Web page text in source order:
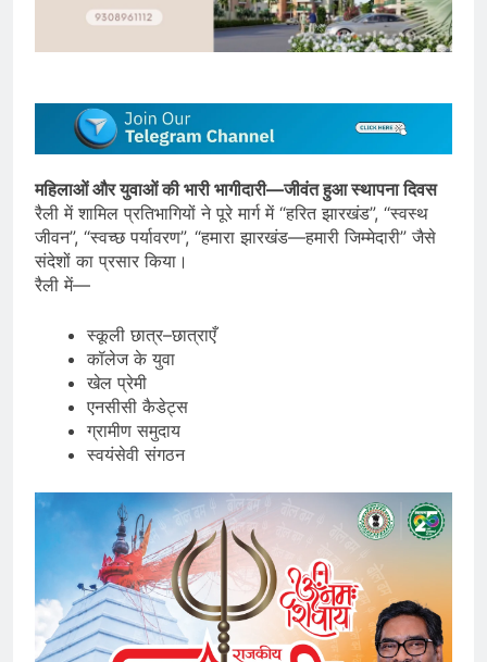
महिलाओं और युवाओं की भारी भागीदारी—जीवंत हुआ स्थापना दिवस
रैली में शामिल प्रतिभागियों ने पूरे मार्ग में “हरित झारखंड”, “स्वस्थ
जीवन”, “स्वच्छ पर्यावरण”, “हमारा झारखंड—हमारी जिम्मेदारी” जैसे
संदेशों का प्रसार किया।
रैली में—
स्कूली छात्र–छात्राएँ
कॉलेज के युवा
खेल प्रेमी
एनसीसी कैडेट्स
ग्रामीण समुदाय
स्वयंसेवी संगठन